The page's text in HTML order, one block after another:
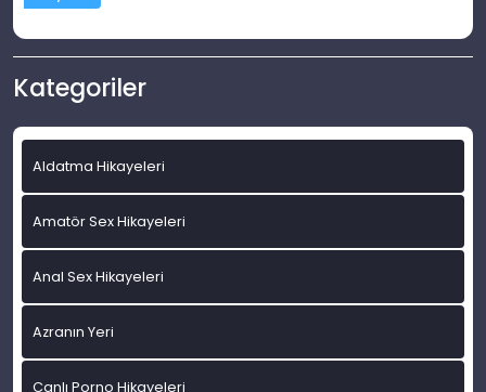
Kategoriler
Aldatma Hikayeleri
Amatör Sex Hikayeleri
Anal Sex Hikayeleri
Azranın Yeri
Canlı Porno Hikayeleri